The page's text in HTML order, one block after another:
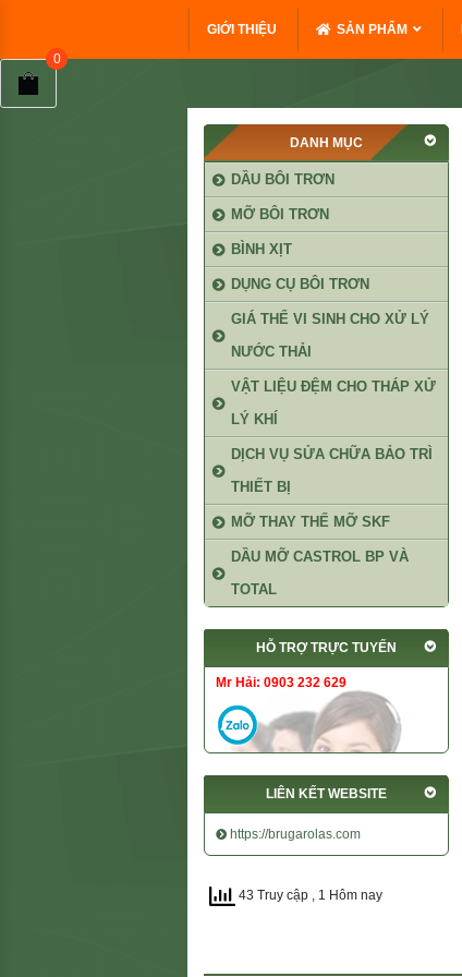
GIỚI THIỆU SẢN PHẨM
DANH MỤC
DẦU BÔI TRƠN
MỠ BÔI TRƠN
BÌNH XỊT
DỤNG CỤ BÔI TRƠN
GIÁ THỂ VI SINH CHO XỬ LÝ
NƯỚC THẢI
VẬT LIỆU ĐỆM CHO THÁP XỬ
LÝ KHÍ
DỊCH VỤ SỬA CHỮA BẢO TRÌ
THIẾT BỊ
MỠ THAY THẾ MỠ SKF
DẦU MỠ CASTROL BP VÀ
TOTAL
HỖ TRỢ TRỰC TUYẾN
Mr Hải: 0903 232 629
LIÊN KẾT WEBSITE
https://brugarolas.com
43 Truy cập , 1 Hôm nay